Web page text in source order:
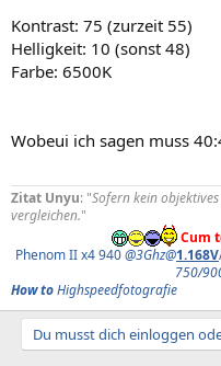
Kontrast: 75 (zurzeit 55)
Helligkeit: 10 (sonst 48)
Farbe: 6500K
Wobeui ich sagen muss
Zitat Unyu: "Sofern kein
vergleichen."
Cum
Phenom II x4 940@3Ghz@1.168V
750/
How toHighspeedfotografie
Du musst dich einloggen